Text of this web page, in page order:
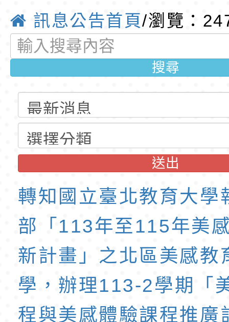
說明影片
光城市手牽手，綠能
走」動畫影片
本府115年70歲以上
員健康講座「吃得安
心」，請退休同仁踴
清華光罩教學專業論
動時代中的好老師：
教師韌性
轉環境部「淨零綠領
程」
轉農業部桃園區農業
「115年食農教育專
訓練課程」，歡迎已
育專業人員資格者報
錄取公告-桃園市桃
民小學115學年度「
理人員」甄選
東門國小115學年度
梯特教代課教師甄選
公告(尚有缺額)
錄取公告-桃園市桃
民小學115學年度「
班教師助理員」甄選
東門國小115學年度
梯特教代理教師甄選
公告(尚有缺額)
「美感通識
感體驗課程
畫」教師研
坊，請貴校
加。-桃園市
全球資訊網-
訊息公告首頁/瀏覽：
搜尋
送出
轉知國立臺北教育大學
部「113年至115年美
新計畫」之北區美感教
學，辦理113-2學期「
程與美感體驗課程推廣